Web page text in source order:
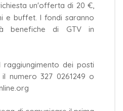
un'offerta di 20 €,
e buffet. I fondi saranno
benefiche di GTV in
dei posti
numero 327 0261249 o